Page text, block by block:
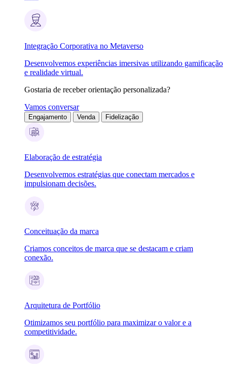
Integração Corporativa no Metaverso
Desenvolvemos experiências imersivas utilizando gamificação
e realidade virtual.
Gostaria de receber orientação personalizada?
Vamos conversar
Engajamento Venda Fidelização
Elaboração de estratégia
Desenvolvemos estratégias que conectam mercados e
impulsionam decisões.
Conceituação da marca
Criamos conceitos de marca que se destacam e criam
conexão.
Arquitetura de Portfólio
Otimizamos seu portfólio para maximizar o valor e a
competitividade.